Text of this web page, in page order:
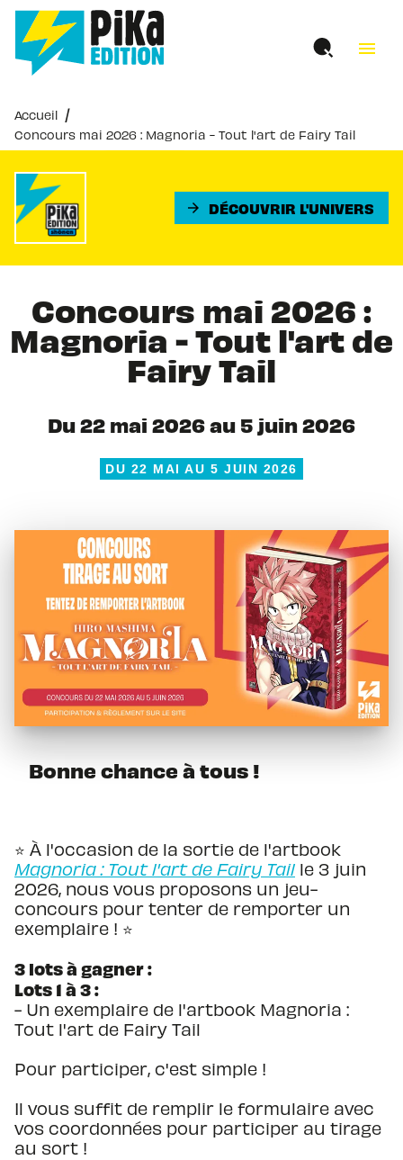
MENU RECHERCHE
PIED DE PAGE
menu
Accueil /
Concours mai 2026 : Magnoria - Tout l'art de Fairy Tail
arrow_forward DÉCOUVRIR L'UNIVERS
Concours mai 2026 :
Magnoria - Tout l'art de
Fairy Tail
Du 22 mai 2026 au 5 juin 2026
DU 22 MAI AU 5 JUIN 2026
Bonne chance à tous !
⭐ À l'occasion de la sortie de l'artbook
Magnoria : Tout l'art de Fairy Tail le 3 juin
2026, nous vous proposons un jeu-
concours pour tenter de remporter un
exemplaire ! ⭐
3 lots à gagner :
Lots 1 à 3 :
- Un exemplaire de l'artbook Magnoria :
Tout l'art de Fairy Tail
Pour participer, c'est simple !
Il vous suffit de remplir le formulaire avec
vos coordonnées pour participer au tirage
au sort !